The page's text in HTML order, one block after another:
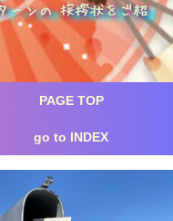
ーンの 挨拶状をご紹
PAGE TOP
go to INDEX